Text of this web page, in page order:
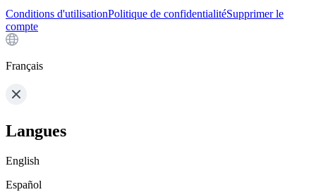
Conditions d'utilisationPolitique de confidentialitéSupprimer le
compte
Français
Langues
English
Español